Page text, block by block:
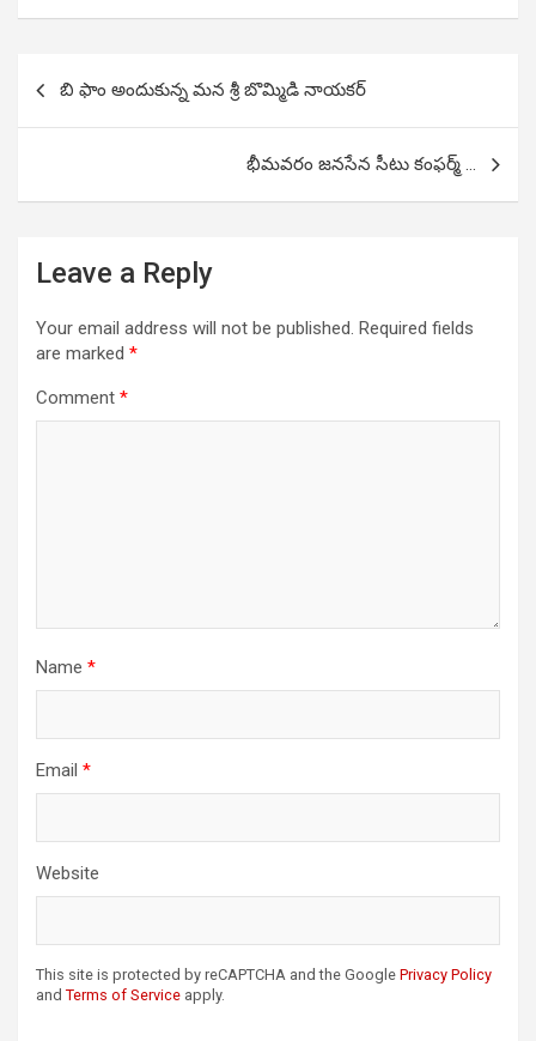
navigation
బి ఫాం అందుకున్న మన శ్రీ బొమ్మిడి నాయకర్
భీమవరం జనసేన సీటు కంఫర్మ్ …
Leave a Reply
Your email address will not be published. Required fields
are marked *
Comment *
Name *
Email *
Website
This site is protected by reCAPTCHA and the Google Privacy Policy
and Terms of Service apply.